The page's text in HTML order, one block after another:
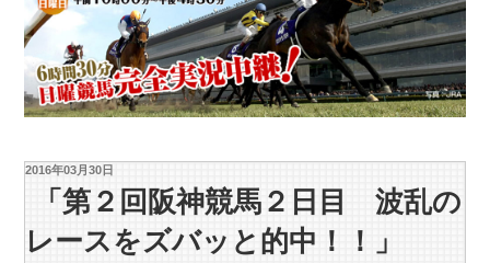
2016年03月30日
「第２回阪神競馬２日目 波乱の
レースをズバッと的中！！」